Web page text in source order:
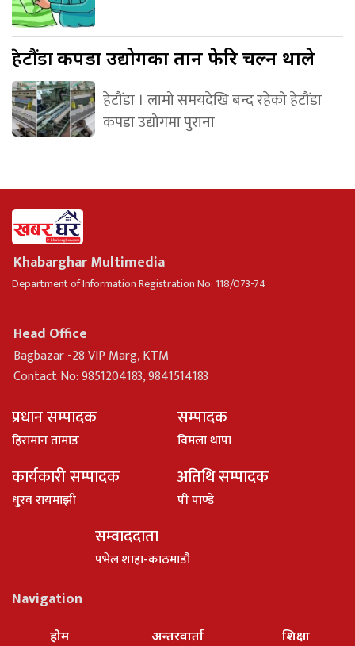
हेटौंडाकपडा उद्योगका तान फेरि चल्न थाले
हेटौंडा । लामो समयदेखि बन्द रहेको हेटौंडा
कपडा उद्योगमा पुराना
Khabarghar Multimedia
Department of Information Registration No: 118/073-74
Head Office
Bagbazar -28 VIP Marg, KTM
Contact No: 9851204183, 9841514183
प्रधान सम्पादक
हिरामान तामाङ
सम्पादक
विमला थापा
कार्यकारी सम्पादक
धु्रव रायमाझी
अतिथि सम्पादक
पी पाण्डे
सम्वाददाता
पभेल शाहा-काठमाडौ
Navigation
होम अन्तरवार्ता शिक्षा